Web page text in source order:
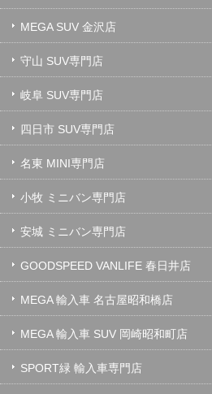
MEGA SUV 金沢店
守山 SUV専門店
岐阜 SUV専門店
四日市 SUV専門店
名東 MINI専門店
小牧 ミニバン専門店
安城 ミニバン専門店
GOODSPEED VANLIFE 春日井店
MEGA 輸入車 名古屋昭和橋店
MEGA 輸入車 SUV 岡崎昭和町店
SPORT緑 輸入車専門店